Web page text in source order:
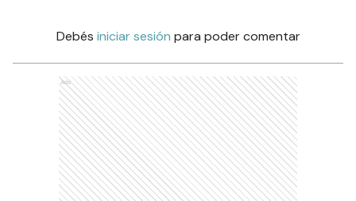
Debés iniciar sesión para poder comentar
Ads